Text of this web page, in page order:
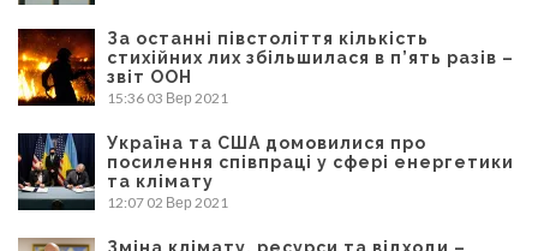
За останні півстоліття кількість
стихійних лих збільшилася в п’ять разів –
звіт ООН
15:36 03 Вер 2021
Україна та США домовилися про
посилення співпраці у сфері енергетики
та клімату
12:07 02 Вер 2021